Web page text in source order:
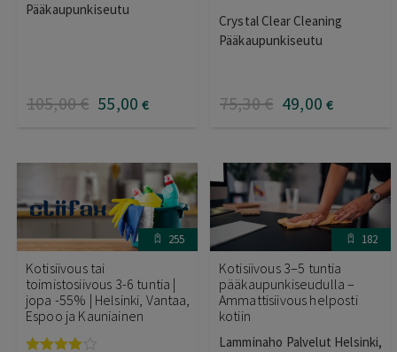
Pääkaupunkiseutu
105,00€ 55,00 €
tuotteesta:
4.83 / 5
Crystal Clear Cleaning
Pääkaupunkiseutu
75,30€ 49,00 €
255
Kotisiivous tai
toimistosiivous 3-6 tuntia |
jopa -55% | Helsinki, Vantaa,
Espoo ja Kauniainen
182
Kotisiivous 3–5 tuntia
pääkaupunkiseudulla –
Ammattisiivous helposti
kotiin
Lamminaho Palvelut Helsinki,